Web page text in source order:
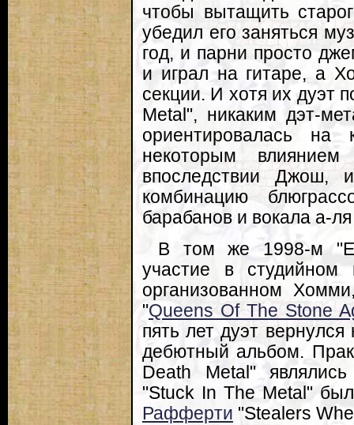
чтобы вытащить
убедил его заняться
год, и парни просто
и играл на гитаре, а
секции. И хотя их дуэт
Metal", никаким дэт-
ориентировалась на
некоторым
впоследствии Джош,
комбинацию
барабанов и вокала а-
В том же 1998-м
участие в студийном
организованном
"Queens Of The Stone
пять лет дуэт
дебютный альбом.
Death Metal"
"Stuck In The Metal"
Рафферти "Stealers